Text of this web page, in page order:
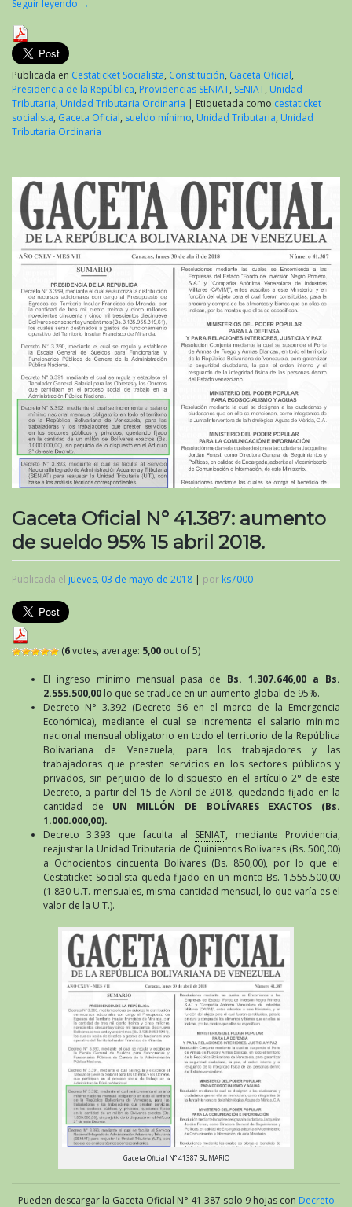
Seguir leyendo →
Publicada en Cestaticket Socialista, Constitución, Gaceta Oficial,
Presidencia de la República, Providencias SENIAT, SENIAT, Unidad
Tributaria, Unidad Tributaria Ordinaria | Etiquetada como cestaticket
socialista, Gaceta Oficial, sueldo mínimo, Unidad Tributaria, Unidad
Tributaria Ordinaria
Gaceta Oficial N° 41.387: aumento
de sueldo 95% 15 abril 2018.
Publicada el jueves, 03 de mayo de 2018 | por ks7000
(6votes, average: 5,00 out of 5)
El ingreso mínimo mensual pasa de Bs. 1.307.646,00 a Bs.
2.555.500,00 lo que se traduce en un aumento global de 95%.
Decreto N° 3.392 (Decreto 56 en el marco de la Emergencia
Económica), mediante el cual se incrementa el salario mínimo
nacional mensual obligatorio en todo el territorio de la República
Bolivariana de Venezuela, para los trabajadores y las
trabajadoras que presten servicios en los sectores públicos y
privados, sin perjuicio de lo dispuesto en el artículo 2° de este
Decreto, a partir del 15 de Abril de 2018, quedando fijado en la
cantidad de UN MILLÓN DE BOLÍVARES EXACTOS (Bs.
1.000.000,00).
Decreto 3.393 que faculta al SENIAT, mediante Providencia,
reajustar la Unidad Tributaria de Quinientos Bolívares (Bs. 500,00)
a Ochocientos cincuenta Bolívares (Bs. 850,00), por lo que el
Cestaticket Socialista queda fijado en un monto Bs. 1.555.500,00
(1.830 U.T. mensuales, misma cantidad mensual, lo que varía es el
valor de la U.T.).
Gaceta Oficial N° 41387 SUMARIO
Pueden descargar la Gaceta Oficial N° 41.387 solo 9 hojas con Decreto